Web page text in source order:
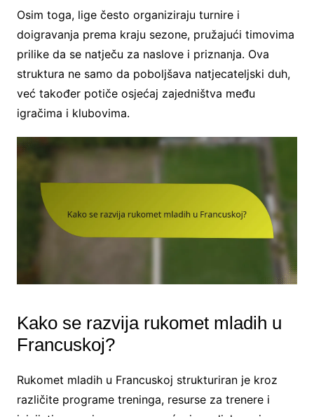
Osim toga, lige često organiziraju turnire i
doigravanja prema kraju sezone, pružajući timovima
prilike da se natječu za naslove i priznanja. Ova
struktura ne samo da poboljšava natjecateljski duh,
već također potiče osjećaj zajedništva među
igračima i klubovima.
Kako se razvija rukomet mladih u
Francuskoj?
Rukomet mladih u Francuskoj strukturiran je kroz
različite programe treninga, resurse za trenere i